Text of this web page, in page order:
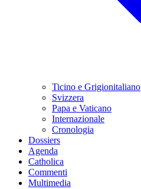
Ticino e Grigionitaliano
Svizzera
Papa e Vaticano
Internazionale
Cronologia
Dossiers
Agenda
Catholica
Commenti
Multimedia